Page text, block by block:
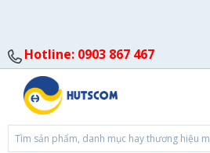
Hotline: 0903 867 467